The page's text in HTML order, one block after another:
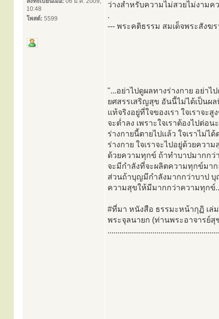
10:48
โพสต์: 5599
ว่างสำหรับความไม่สวยไม่งามค
.
--- พระคติธรรม สมเด็จพระสังฆ
"...อย่าไปดูผลทางร่างกาย อย่าไ
ยศสรรเสริญสุข อันนี้ไม่ได้เป็นผ
แท้จริงอยู่ที่ใจของเรา ใจเราจะสู
จะต่ำลง เพราะใจเราต้องไปต่อน
ร่างกายนี้ตายไปแล้ว ใจเราไม่ได้
ร่างกาย ใจเราจะไปอยู่ด้วยควา
ด้วยความทุกข์ ถ้าทำบาปมากก
จะมีกำลังที่จะผลิตความทุกข์มา
ส่วนถ้าบุญมีกำลังมากกว่าบาป บุ
ความสุขให้มีมากกว่าความทุกข์
#ที่มา หนังสือ ธรรมะหน้ากุฏิ เล่
พระจุลนายก (ท่านพระอาจารย์สุ